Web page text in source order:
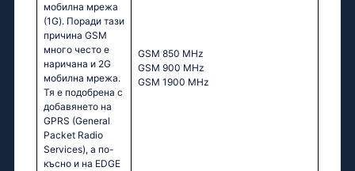
мобилна мрежа
(1G). Поради тази
причина GSM
много често е
наричана и 2G
мобилна мрежа.
Тя е подобрена с
добавянето на
GPRS (General
Packet Radio
Services), а по-
късно и на EDGE
GSМ 850 МНz
GSМ 900 МНz
GSМ 1900 МНz